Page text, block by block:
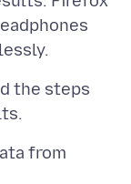
the steps
from